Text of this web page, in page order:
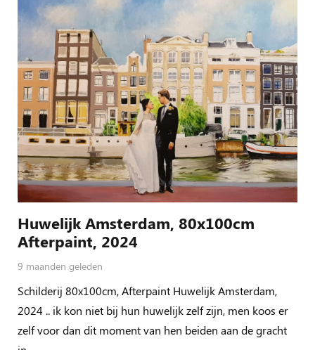
Huwelijk Amsterdam, 80x100cm
Afterpaint, 2024
9 maanden geleden
Schilderij 80x100cm, Afterpaint Huwelijk Amsterdam,
2024 .. ik kon niet bij hun huwelijk zelf zijn, men koos er
zelf voor dan dit moment van hen beiden aan de gracht